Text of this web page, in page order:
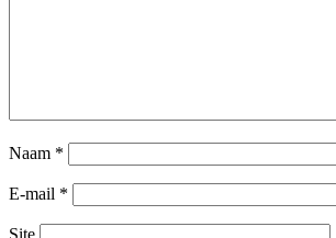
Naam *
E-mail *
Site